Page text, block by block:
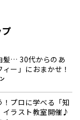
髪… 30代からのあ
ー」におまかせ！
プロに学べる「知
イラスト教室開催♪